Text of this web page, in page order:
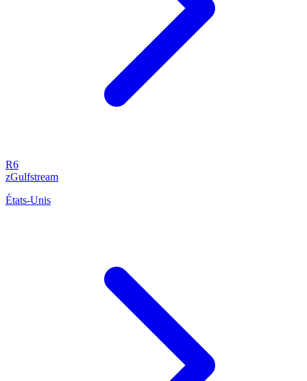
R6
zGulfstream
États-Unis